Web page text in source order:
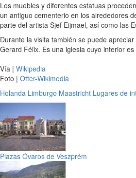
Los muebles y diferentes estatuas
un antiguo cementerio en los alrededores
parte del artista Sjef Eijmael, así como las
Durante la visita también se puede
Gerard Félix. Es una iglesia cuyo interior
Vía | Wikipedia
Foto | Otter-Wikimedia
Holanda Limburgo Maastricht Lugares de
Plazas Óvaros de Veszprém